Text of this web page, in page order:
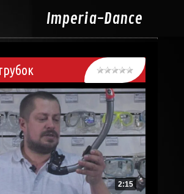
Imperia-Dance
2:15